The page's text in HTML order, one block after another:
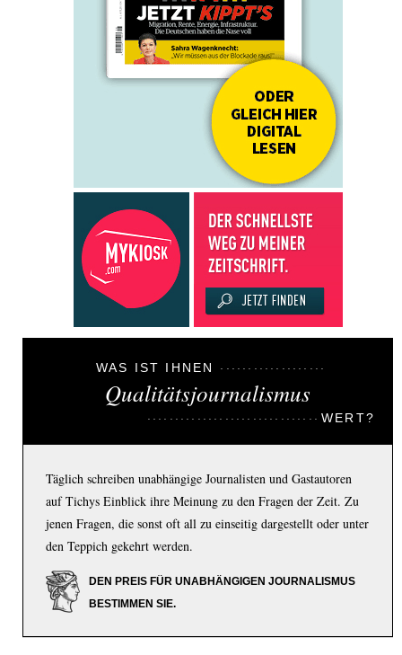
WAS IST IHNEN
Qualitätsjournalismus
WERT?
Täglich schreiben unabhängige Journalisten und Gastautoren
auf Tichys Einblick ihre Meinung zu den Fragen der Zeit. Zu
jenen Fragen, die sonst oft all zu einseitig dargestellt oder unter
den Teppich gekehrt werden.
DEN PREIS FÜR UNABHÄNGIGEN JOURNALISMUS
BESTIMMEN SIE.